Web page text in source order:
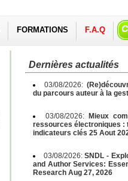
FORMATIONS F.A.Q
Dernières actualités
03/08/2026:
du parcours auteur à la
03/08/2026:
Mieux
ressources électroniques :
indicateurs clés 25 Aout
03/08/2026:SNDL -
and Author Services:
Research Aug 27, 2026